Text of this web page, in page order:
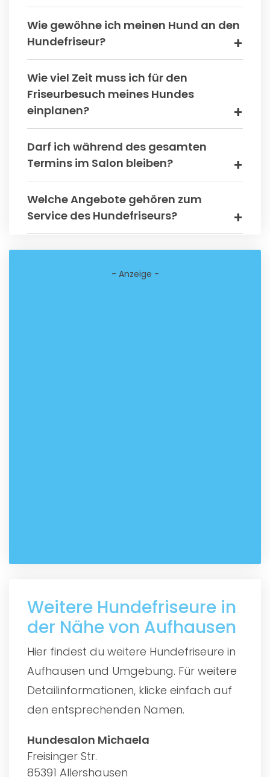
Wie gewöhne ich meinen Hund an den
Hundefriseur?
Wie viel Zeit muss ich für den
Friseurbesuch meines Hundes
einplanen?
Darf ich während des gesamten
Termins im Salon bleiben?
Welche Angebote gehören zum
Service des Hundefriseurs?
- Anzeige -
Weitere Hundefriseure in
der Nähe von Aufhausen
Hier findest du weitere Hundefriseure in
Aufhausen und Umgebung. Für weitere
Detailinformationen, klicke einfach auf
den entsprechenden Namen.
Hundesalon Michaela
Freisinger Str.
85391 Allershausen